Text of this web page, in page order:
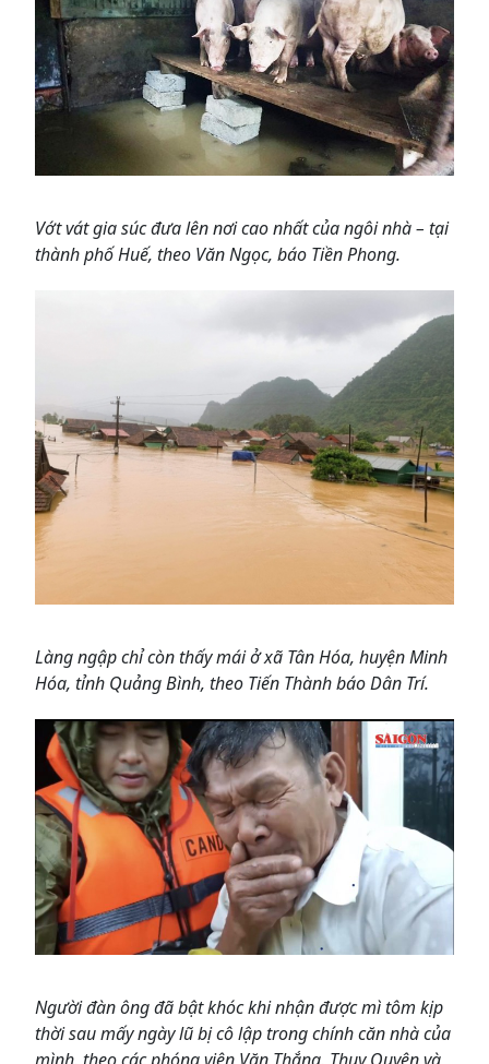
Vớt vát gia súc đưa lên nơi cao nhất của ngôi nhà – tại
thành phố Huế, theo Văn Ngọc, báo Tiền Phong.
Làng ngập chỉ còn thấy mái ở xã Tân Hóa, huyện Minh
Hóa, tỉnh Quảng Bình, theo Tiến Thành báo Dân Trí.
Người đàn ông đã bật khóc khi nhận được mì tôm kịp
thời sau mấy ngày lũ bị cô lập trong chính căn nhà của